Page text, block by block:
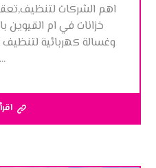
اهم الشركات
خزانات في ام القيوين
وغسالة كهربائية لتنظيف
...